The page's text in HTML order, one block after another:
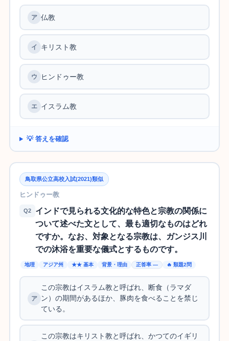
仏教
キリスト教
ヒンドゥー教
イスラム教
💡 答えを確認
鳥取県公立高校入試(2021)類似
ヒンドゥー教
Q2
インドで見られる文化的な特色と宗教の関係に
ついて述べた文として、最も適切なものはどれ
ですか。なお、対象となる宗教は、ガンジス川
での沐浴を重要な儀式とするものです。
地理 アジア州 ★★ 基本 背景・理由 正答率 — 🔥 類題2問
この宗教はイスラム教と呼ばれ、断食（ラマダ
ン）の期間があるほか、豚肉を食べることを禁じ
ている。
この宗教はキリスト教と呼ばれ、かつてのイギリ